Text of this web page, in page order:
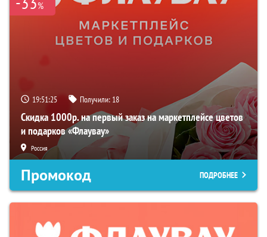
%
19:51:24 Получили: 18
Скидка 1000р. на первый заказ на маркетплейсе цветов
и подарков «Флаувау»
Россия
Промокод ПОДРОБНЕЕ